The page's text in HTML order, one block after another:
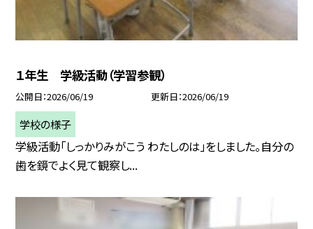
１年生 学級活動（学習参観）
公開日 2026/06/19 更新日 2026/06/19
学校の様子
学級活動「しっかりみがこう わたしのは」をしました。自分の
歯を鏡でよく見て観察し...